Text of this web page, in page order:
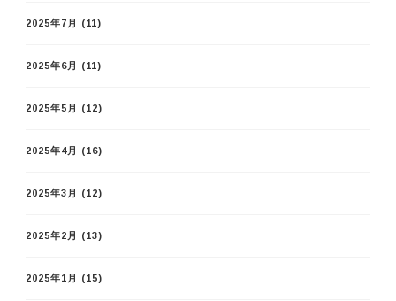
2025年7月 (11)
2025年6月 (11)
2025年5月 (12)
2025年4月 (16)
2025年3月 (12)
2025年2月 (13)
2025年1月 (15)